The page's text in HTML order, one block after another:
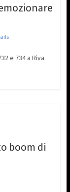
e 734 a Riva
boom di